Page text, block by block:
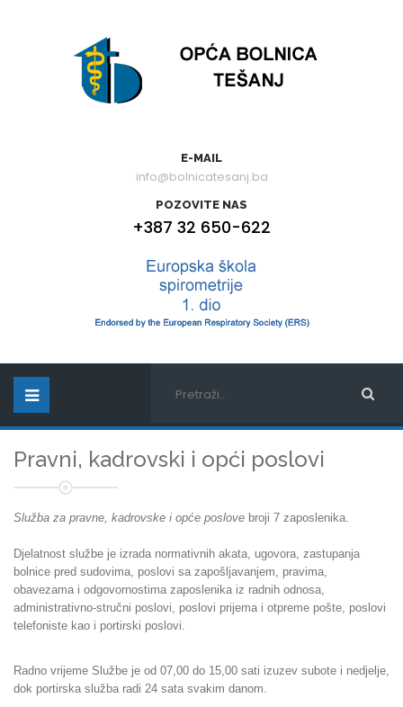
E-MAIL
info@bolnicatesanj.ba
POZOVITE NAS
+387 32 650-622
Pravni, kadrovski i opći poslovi
Služba za pravne, kadrovske i opće poslove broji 7 zaposlenika.
Djelatnost službe je izrada normativnih akata, ugovora, zastupanja
bolnice pred sudovima, poslovi sa zapošljavanjem, pravima,
obavezama i odgovornostima zaposlenika iz radnih odnosa,
administrativno-stručni poslovi, poslovi prijema i otpreme pošte, poslovi
telefoniste kao i portirski poslovi.
Radno vrijeme Službe je od 07,00 do 15,00 sati izuzev subote i nedjelje,
dok portirska služba radi 24 sata svakim danom.